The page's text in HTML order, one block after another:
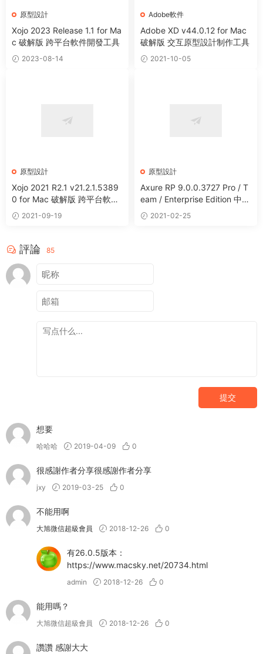
原型設計
Xojo 2023 Release 1.1 for Ma
c 破解版 跨平台軟件開發工具
2023-08-14
Adobe軟件
Adobe XD v44.0.12 for Mac
破解版 交互原型設計制作工具
2021-10-05
原型設計
Xojo 2021 R2.1 v21.2.1.5389
0 for Mac 破解版 跨平台軟件
開發工具
2021-09-19
原型設計
Axure RP 9.0.0.3727 Pro / T
eam / Enterprise Edition 中文
破解版 交互原型設計工具
2021-02-25
評論 85
提交
想要
哈哈哈 2019-04-09 0
很感謝作者分享很感謝作者分享
jxy 2019-03-25 0
不能用啊
大旭微信超級會員 2018-12-26 0
有26.0.5版本：
https://www.macsky.net/20734.html
admin 2018-12-26 0
能用嗎？
大旭微信超級會員 2018-12-26 0
讚讚 感謝大大